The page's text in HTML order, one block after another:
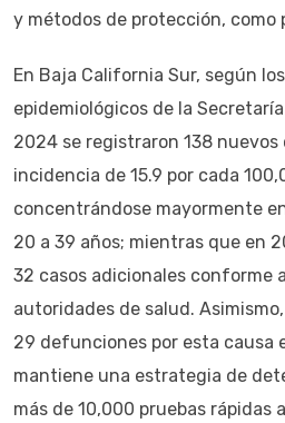
y métodos de protección,
En Baja California Sur, según
epidemiológicos de la
2024 se registraron 138 nuevos
incidencia de 15.9 por cada
concentrándose mayormente
20 a 39 años; mientras que en
32 casos adicionales conforme
autoridades de salud.
29 defunciones por esta causa
mantiene una estrategia de
más de 10,000 pruebas rápidas